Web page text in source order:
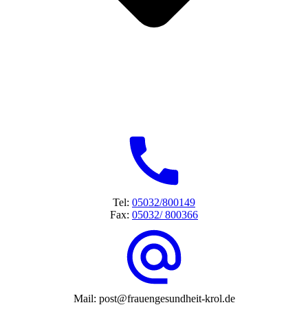
Tel: 05032/800149
Fax: 05032/ 800366
Mail: post@frauengesundheit-krol.de